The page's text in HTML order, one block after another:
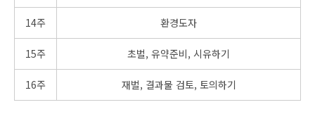
14주 환경도자
15주 초벌, 유약준비, 시유하기
16주 재벌, 결과물 검토, 토의하기